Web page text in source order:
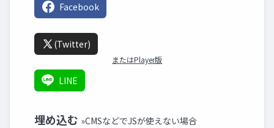
Facebook
(Twitter)
またはPlayer版
LINE
埋め込む »CMSなどでJSが使えない場合